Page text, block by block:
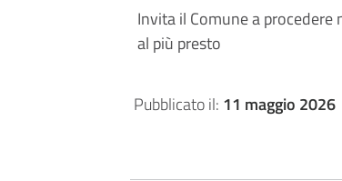
Invita il Comune a procedere
al più presto
Pubblicato il: 11 maggio 2026